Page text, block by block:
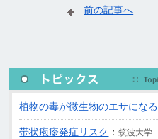
前の記事へ
植物の毒が微生物のエサになる
帯状疱疹発症リスク ：筑波大学